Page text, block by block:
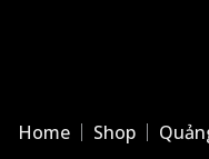
Home Shop